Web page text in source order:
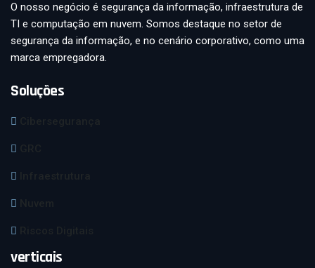
O nosso negócio é segurança da informação, infraestrutura de
TI e computação em nuvem. Somos destaque no setor de
segurança da informação, e no cenário corporativo, como uma
marca empregadora.
Soluções
verticais